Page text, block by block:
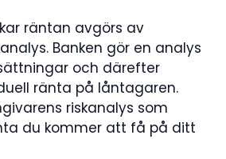
räntan avgörs av
Banken gör en analys
och därefter
ränta på låntagaren.
riskanalys som
du kommer att få på ditt